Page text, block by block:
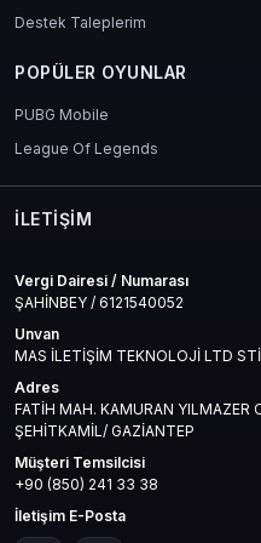
Damage reduction buff’ları
Değerinde eCoin
Eğer pazarda rol almak,
kazanç sağlamak istiyorsan bu
taşır.
20.000 eCoin ile:
Düşük al-sat yapabilir
Etkinliklerde öne çıkabilir
Pazarda kendi dükkanını
Destek Taleplerim
POPÜLER OYUNLAR
PUBG Mobile
League Of Legends
İLETIŞIM
Vergi Dairesi / Numarası
ŞAHİNBEY / 6121540052
Unvan
MAS İLETİŞİM TEKNOLOJİ LTD STİ
Adres
FATİH MAH. KAMURAN YILMAZER
ŞEHİTKAMİL/ GAZİANTEP
Müşteri Temsilcisi
+90 (850) 241 33 38
İletişim E-Posta